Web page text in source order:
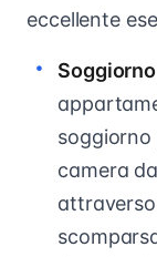
eccellente
camera